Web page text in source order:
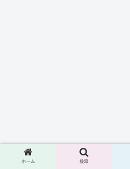
ホーム 検索